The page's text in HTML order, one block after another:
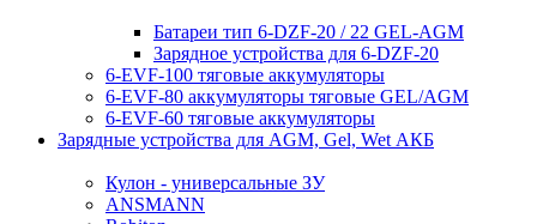
Батареи тип 6-DZF-20 / 22 GEL-AGM
Зарядное устройства для 6-DZF-20
6-EVF-100 тяговые аккумуляторы
6-EVF-80 аккумуляторы тяговые GEL/AGM
6-EVF-60 тяговые аккумуляторы
Зарядные устройства для AGM, Gel, Wet АКБ
Кулон - универсальные ЗУ
ANSMANN